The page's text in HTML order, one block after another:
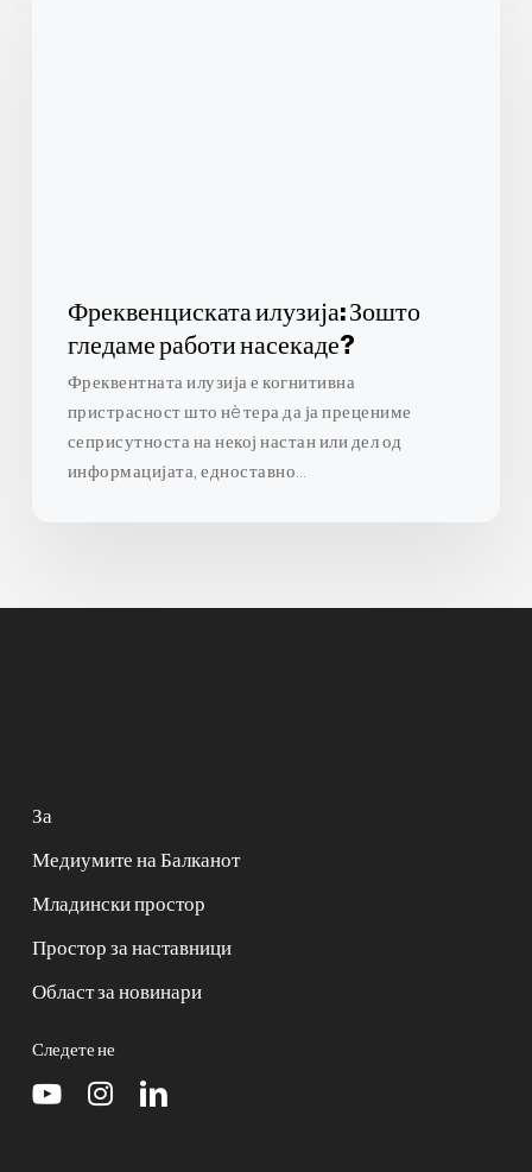
Фреквенциската илузија: Зошто
гледаме работи насекаде?
Фреквентната илузија е когнитивна
пристрасност што нè тера да ја прецениме
сеприсутноста на некој настан или дел од
информацијата, едноставно…
За
Медиумите на Балканот
Младински простор
Простор за наставници
Област за новинари
Следете не